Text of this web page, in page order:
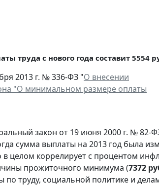
труда с нового года составит 5554
2013 г. № 336-ФЗ "О внесении
"О минимальном размере оплаты
закон от 19 июня 2000 г. № 82-
сумма выплаты на 2013 год была
в целом коррелирует с процентом
прожиточного минимума (7372
труду, социальной политике и